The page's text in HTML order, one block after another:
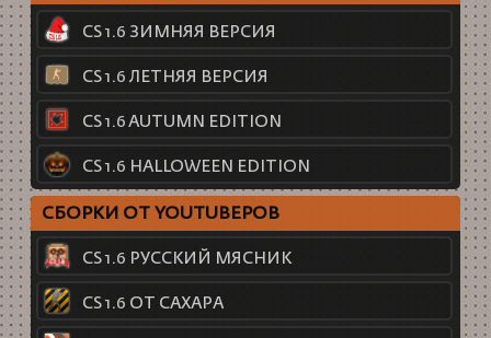
CS 1.6 ЗИМНЯЯ ВЕРСИЯ
CS 1.6 ЛЕТНЯЯ ВЕРСИЯ
CS 1.6 AUTUMN EDITION
CS 1.6 HALLOWEEN EDITION
СБОРКИ ОТ YOUTUBEРОВ
CS 1.6 РУССКИЙ МЯСНИК
CS 1.6 ОТ САХАРА